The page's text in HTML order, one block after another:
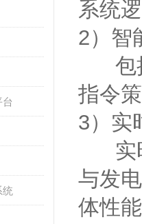
统
系统
2）智
包括
指令
3）实
实时
与发
体性